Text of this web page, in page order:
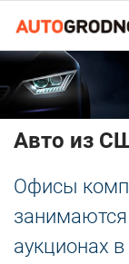
Авто из
Офисы
аукционах